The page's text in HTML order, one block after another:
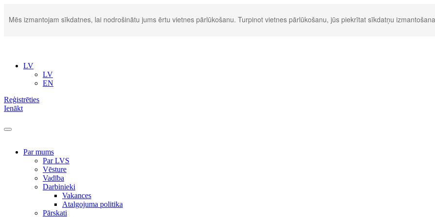
Mēs izmantojam sīkdatnes, lai nodrošinātu jums ērtu vietnes pārlūkošanu. Turpinot vietnes pārlūkošanu, jūs piekrītat sīkdatņu
LV
LV
EN
Reģistrēties
Ienākt
Par mums
Par LVS
Vēsture
Vadība
Darbinieki
Vakances
Atalgojuma politika
Pārskati